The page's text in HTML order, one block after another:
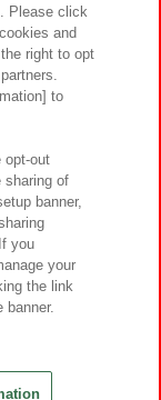
ポリシー
方針と検証結果
・お問い合わせ
Please click
and
right to opt
to
opt-out
sharing of
banner,
you
your
the link
banner.